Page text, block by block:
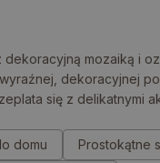
dekoracyjną mozaiką i
dekoracyjnej
się z delikatnymi
domu
Prostokątne